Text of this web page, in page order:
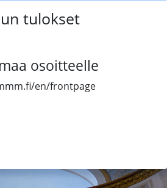
tulokset
osoitteelle
en/frontpage